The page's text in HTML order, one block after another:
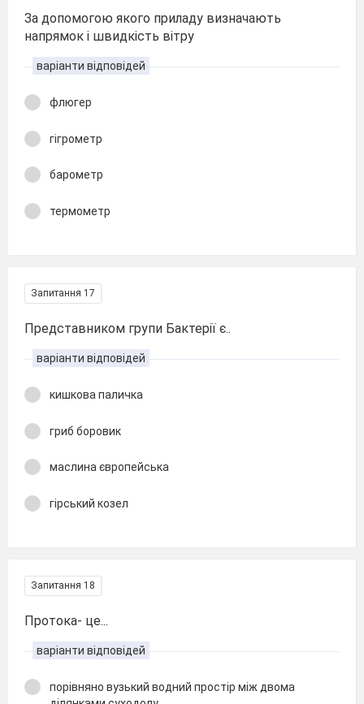
За допомогою якого приладу визначають
напрямок і швидкість вітру
варіанти відповідей
флюгер
гігрометр
барометр
термометр
Запитання 17
Представником групи Бактерії є..
варіанти відповідей
кишкова паличка
гриб боровик
маслина європейська
гірський козел
Запитання 18
Протока- це...
варіанти відповідей
порівняно вузький водний простір між двома